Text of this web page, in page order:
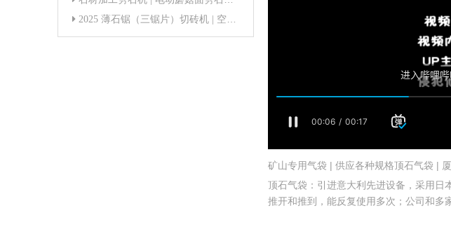
2025 薄石锯（三锯片）切砖机 | 空心砖切割机 | 石材切割机 |威猛切 | 直角切石机
矿山专用气袋 | 供应各种规格顶石气袋 |
顶石气袋：引进意大利先进设备，采用日
推开和推到，能反复使用多次；公司和多